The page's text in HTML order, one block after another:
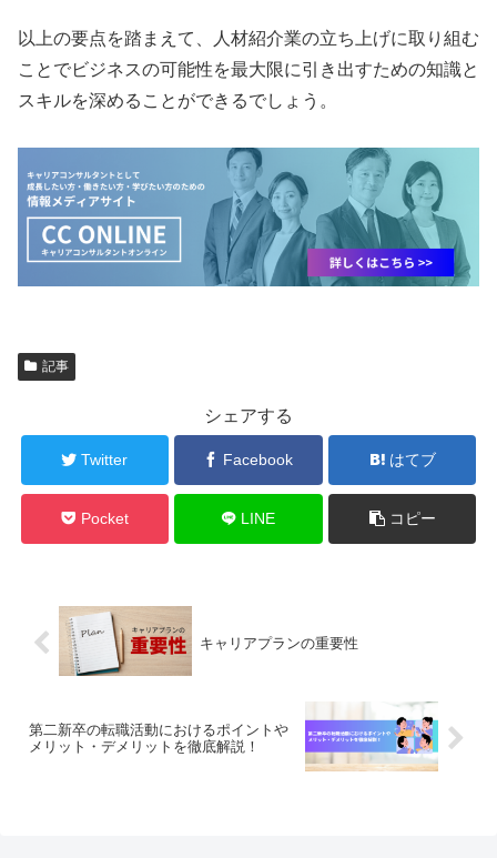
以上の要点を踏まえて、人材紹介業の立ち上げに取り組む
ことでビジネスの可能性を最大限に引き出すための知識と
スキルを深めることができるでしょう。
記事
シェアする
Twitter Facebook はてブ
Pocket LINE コピー
キャリアプランの重要性
第二新卒の転職活動におけるポイントや
メリット・デメリットを徹底解説！